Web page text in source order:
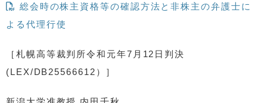
総会時の株主資格等の確認方法と非株主の弁護士に
よる代理行使
［札幌高等裁判所令和元年7月12日判決
(LEX/DB25566612）］